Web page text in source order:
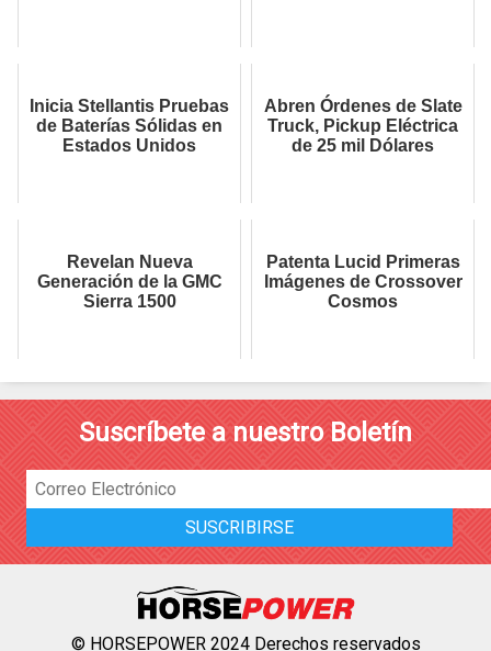
Inicia Stellantis Pruebas
de Baterías Sólidas en
Estados Unidos
Abren Órdenes de Slate
Truck, Pickup Eléctrica
de 25 mil Dólares
Revelan Nueva
Generación de la GMC
Sierra 1500
Patenta Lucid Primeras
Imágenes de Crossover
Cosmos
Suscríbete a nuestro Boletín
© HORSEPOWER 2024 Derechos reservados